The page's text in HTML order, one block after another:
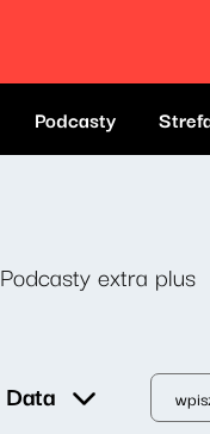
Podcasty
Podcasty extra plus
Data